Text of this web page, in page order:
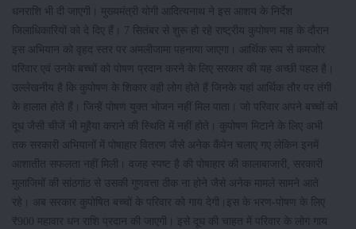
धनराशि भी दी जाएगी। मुख्यमंत्री योगी आदित्यनाथ ने इस आशय के निर्देश
जिलाधिकारियों को दे दिए हैं। 7 सितंबर से शुरू हो रहे राष्ट्रीय कुपोषण माह के दौरान
इस अभियान को वृहद स्तर पर अमलीजामा पहनाया जाएगा। आर्थिक रूप से कमजोर
परिवार एवं उनके बच्चों को पोषण प्रदान करने के लिए सरकार की यह अच्छी पहल है।
उल्लेखनीय है कि कुपोषण के शिकार वही लोग होते हैं जिनके यहां आर्थिक तौर पर तंगी
के हालात होते हैं। जिन्हें पोषण युक्त भोजन नहीं मिल पाता। जो परिवार अपने बच्चों को
दूध जैसी चीजें भी मुहैया कराने की स्थिति में नहीं होते। कुपोषण मिटाने के लिए अभी
तक सरकारी अभियानों में पोषाहार वितरण जैसे अनेक कैंपेन चलाए गए लेकिन इनमें
आशातीत सफलता नहीं मिली। वजह स्पष्ट है की पोषाहार की कालाबाजारी, सरकारी
मुलाजिमों की सांठगांठ से उसकी गुणवत्ता ठीक ना होने जैसे अनेक मामले सामने आते
रहे। अब सरकार कुपोषित बच्चों के परिवार को गाय देगी।इस के भरण-पोषण के लिए
₹900 महावार धन राशि प्रदान की जाएगी। इसे दूध की चाहत में परिवार के लोग गाय